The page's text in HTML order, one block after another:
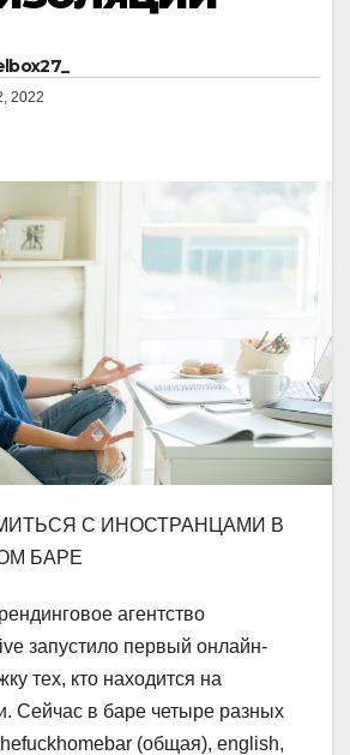
2022
С ИНОСТРАНЦАМИ В
БАРЕ
агентство
запустило первый онлайн-
тех, кто находится на
Сейчас в баре четыре разных
(общая), english,